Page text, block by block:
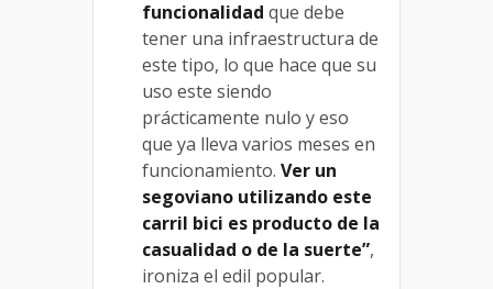
funcionalidad que debe
tener una infraestructura de
este tipo, lo que hace que su
uso este siendo
prácticamente nulo y eso
que ya lleva varios meses en
funcionamiento. Ver un
segoviano utilizando este
carril bici es producto de la
casualidad o de la suerte”,
ironiza el edil popular.